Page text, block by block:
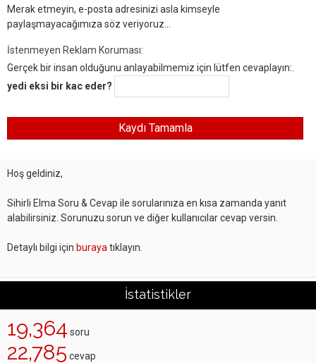
Merak etmeyin, e-posta adresinizi asla kimseyle
paylaşmayacağımıza söz veriyoruz...
İstenmeyen Reklam Koruması:
Gerçek bir insan olduğunu anlayabilmemiz için lütfen cevaplayın:.
yedi eksi bir kac eder?
Hoş geldiniz,
Sihirli Elma Soru & Cevap ile sorularınıza en kısa zamanda yanıt
alabilirsiniz. Sorunuzu sorun ve diğer kullanıcılar cevap versin.
Detaylı bilgi için buraya tıklayın.
İstatistikler
19,364 soru
22,785 cevap